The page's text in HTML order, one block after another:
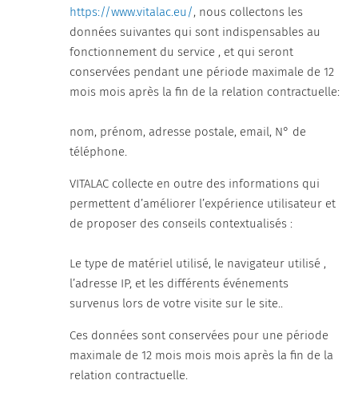
https://www.vitalac.eu/, nous collectons les
données suivantes qui sont indispensables au
fonctionnement du service , et qui seront
conservées pendant une période maximale de 12
mois mois après la fin de la relation contractuelle:
nom, prénom, adresse postale, email, N° de
téléphone.
VITALAC collecte en outre des informations qui
permettent d’améliorer l’expérience utilisateur et
de proposer des conseils contextualisés :
Le type de matériel utilisé, le navigateur utilisé ,
l’adresse IP, et les différents événements
survenus lors de votre visite sur le site..
Ces données sont conservées pour une période
maximale de 12 mois mois mois après la fin de la
relation contractuelle.